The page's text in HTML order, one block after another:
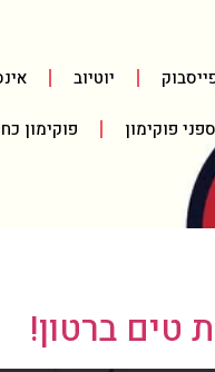
יוטיוב
פוקימון פוקימון
טים ברטון!